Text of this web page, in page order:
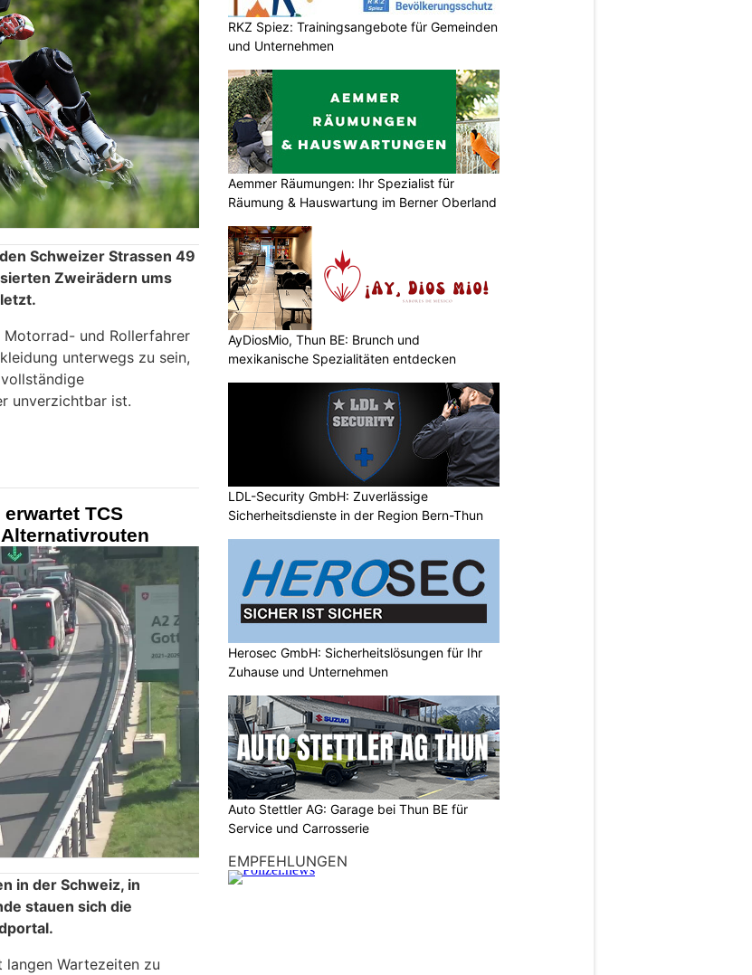
Schweizer Strassen 49
Zweirädern ums
Motorrad- und Rollerfahrer
unterwegs zu sein,
unverzichtbar ist.
TCS
in der Schweiz, in
stauen sich die
langen Wartezeiten zu
RKZ Spiez: Trainingsangebote für Gemeinden
und Unternehmen
Aemmer Räumungen: Ihr Spezialist für
Räumung & Hauswartung im Berner Oberland
AyDiosMio, Thun BE: Brunch und
mexikanische Spezialitäten entdecken
LDL-Security GmbH: Zuverlässige
Sicherheitsdienste in der Region Bern-Thun
Herosec GmbH: Sicherheitslösungen für Ihr
Zuhause und Unternehmen
Auto Stettler AG: Garage bei Thun BE für
Service und Carrosserie
EMPFEHLUNGEN